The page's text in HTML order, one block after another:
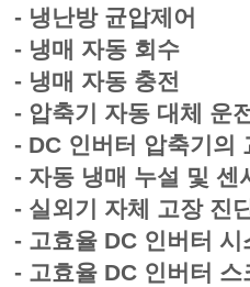
- 냉난방 균압제어
- 냉매 자동 회수
- 냉매 자동 충전
- 압축기 자동 대체 운
- DC 인버터 압축기의
- 자동 냉매 누설 및 센
- 실외기 자체 고장 진
- 고효율 DC 인버터 시
- 고효율 DC 인버터 스